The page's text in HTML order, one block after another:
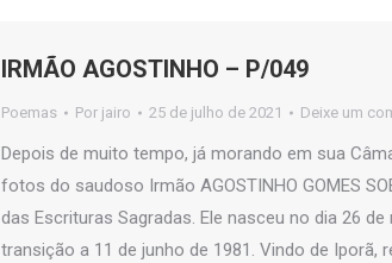
IRMÃO AGOSTINHO – P/049
Poemas Por jairo 25 de julho de 2021 Deixe um
Depois de muito tempo, já morando em sua
fotos do saudoso Irmão AGOSTINHO GOMES
das Escrituras Sagradas. Ele nasceu no dia 26
transição a 11 de junho de 1981. Vindo de Iporã,